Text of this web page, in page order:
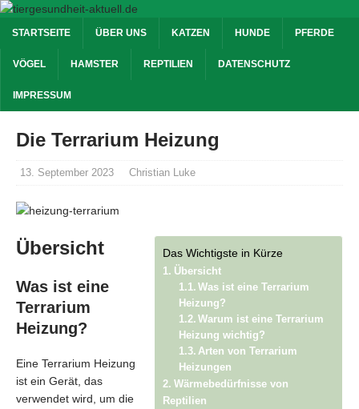
STARTSEITE ÜBER UNS KATZEN HUNDE PFERDE
VÖGEL HAMSTER REPTILIEN DATENSCHUTZ
IMPRESSUM
Die Terrarium Heizung
13. September 2023 Christian Luke
Das Wichtigste in Kürze
Übersicht
Was ist eine Terrarium
Heizung?
Warum ist eine Terrarium
Heizung wichtig?
Arten von Terrarium
Heizungen
Wärmebedürfnisse von
Reptilien
Übersicht
Was ist eine
Terrarium
Heizung?
Eine Terrarium Heizung
ist ein Gerät, das
verwendet wird, um die